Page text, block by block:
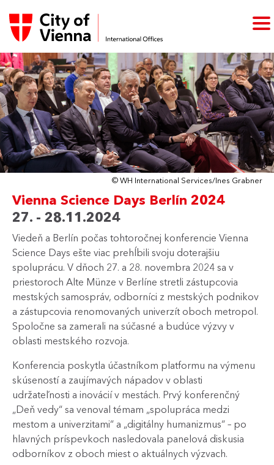
© WH International Services/Ines Grabner
Vienna Science Days Berlín 2024
27. - 28.11.2024
Viedeň a Berlín počas tohtoročnej konferencie Vienna
Science Days ešte viac prehĺbili svoju doterajšiu
spoluprácu. V dňoch 27. a 28. novembra 2024 sa v
priestoroch Alte Münze v Berlíne stretli zástupcovia
mestských samospráv, odborníci z mestských podnikov
a zástupcovia renomovaných univerzít oboch metropol.
Spoločne sa zamerali na súčasné a budúce výzvy v
oblasti mestského rozvoja.
Konferencia poskytla účastníkom platformu na výmenu
skúseností a zaujímavých nápadov v oblasti
udržateľnosti a inovácií v mestách. Prvý konferenčný
„Deň vedy“ sa venoval témam „spolupráca medzi
mestom a univerzitami“ a „digitálny humanizmus“ – po
hlavných príspevkoch nasledovala panelová diskusia
odborníkov z oboch miest o aktuálnych výzvach.